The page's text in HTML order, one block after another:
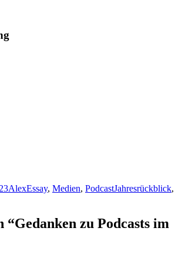
Author
AlexCategories
Essay, Medien, PodcastTags
Jahresrückblick,
“Gedanken zu Podcasts im